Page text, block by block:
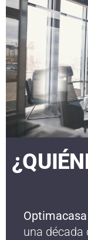
Optimacasa
una década